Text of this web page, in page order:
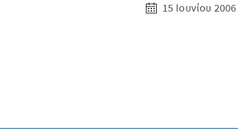
15 Ιουνίου 2006